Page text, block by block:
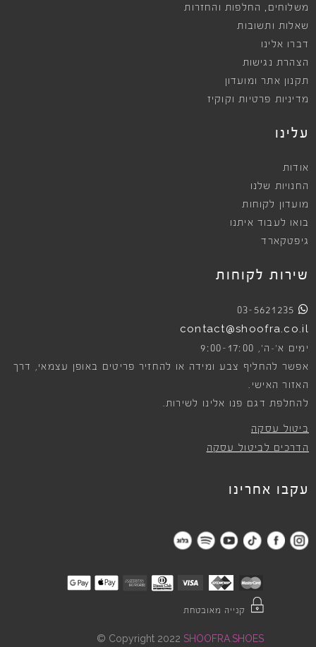
משלוחים , החלפות והחזרות
שאלות ותשובות
דברו אלינו
הצהרת נגישות
תקנון אתר ומועדון
מדיניות פרטיות וקוקיז
עלינו
אודות
החנויות שלנו
מועדון לקוחות
בואו לעבוד איתנו
גיפטקארד
שירות לקוחות
03-5621235
contact@shoofra.co.il
ימים א׳-ה׳, 9:00-17:00
אפשר להחליף צבע ומידה או להחזיר פריטים באופן עצמאי, דרך
האזור האישי.
להחלפת דגם פנו אלינו לשירות.
ביטול עסקה
הדרכים לביטול עסקה
עקבו אחרינו
קנייה מאובטחת
Copyright 2022 SHOOFRA.SHOES
©